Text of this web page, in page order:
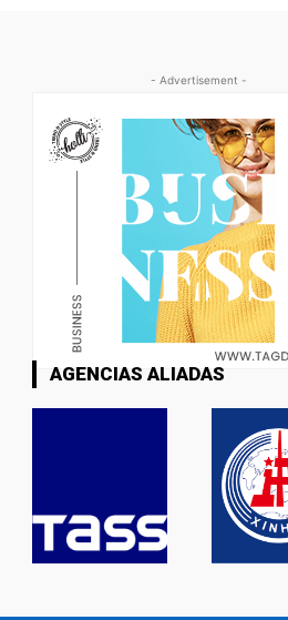
- Advertisement -
AGENCIAS ALIADAS